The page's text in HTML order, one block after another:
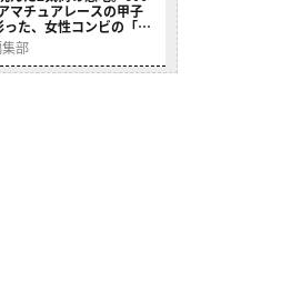
マチュアレースの甲子
た、女性コンビの「ス
特別展示開始（3ペー
部